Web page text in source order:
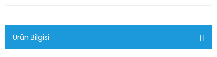
Ürün Bilgisi